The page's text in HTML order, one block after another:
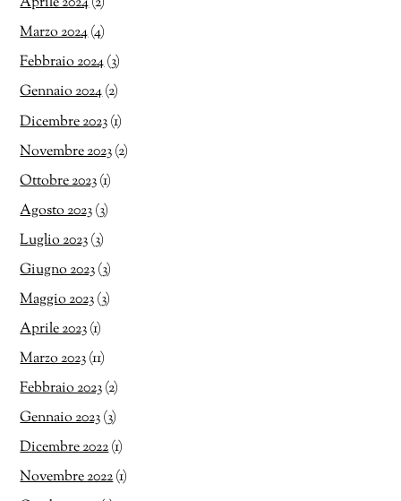
Marzo 2024(4)
Febbraio 2024(3)
Gennaio 2024(2)
Dicembre 2023(1)
Novembre 2023(2)
Ottobre 2023(1)
Agosto 2023(3)
Luglio 2023(3)
Giugno 2023(3)
Maggio 2023(3)
Aprile 2023(1)
Marzo 2023(11)
Febbraio 2023(2)
Gennaio 2023(3)
Dicembre 2022(1)
Novembre 2022(1)